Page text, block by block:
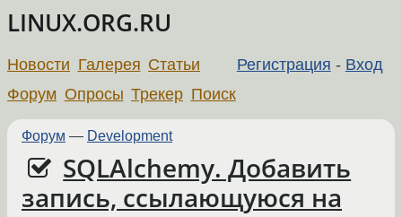
LINUX.ORG.RU
Регистрация - Вход
Новости Галерея Статьи
Форум Опросы Трекер Поиск
Форум — Development
SQLAlchemy. Добавить
запись, ссылающуюся на